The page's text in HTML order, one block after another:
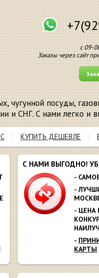
с 09-
Заказы через сайт
чугунной посуды,
и СНГ. С нами легко и
КУПИТЬ ДЕШЕВЛЕ
С НАМИ ВЫГОДНО!
-
-
- ЦЕНА
-
КАРТЫ